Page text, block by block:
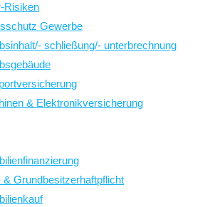
Risiken
Gewerbe
schließung/- unterbrechnung
& Elektronikversicherung
& Grundbesitzerhaftpflicht